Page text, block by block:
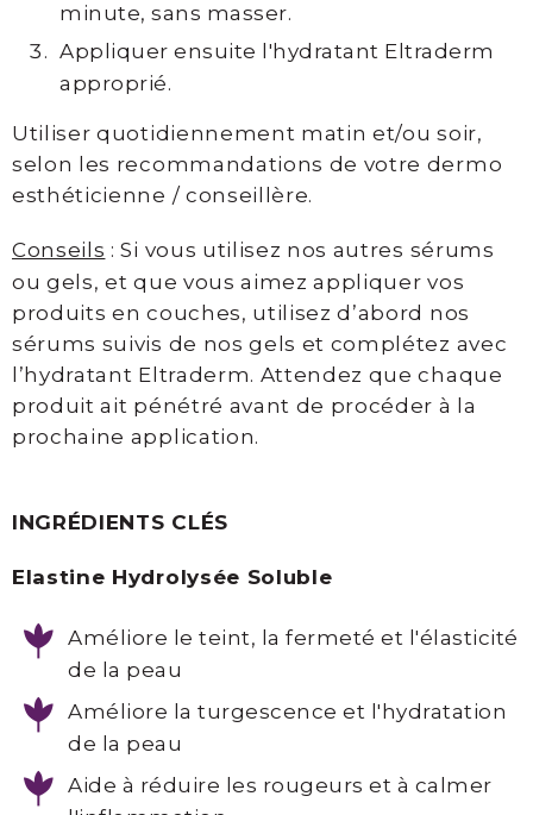
minute, sans masser.
Appliquer ensuite l'hydratant Eltraderm
approprié.
Utiliser quotidiennement matin et/ou soir,
selon les recommandations de votre dermo
esthéticienne / conseillère.
Conseils : Si vous utilisez nos autres sérums
ou gels, et que vous aimez appliquer vos
produits en couches, utilisez d’abord nos
sérums suivis de nos gels et complétez avec
l’hydratant Eltraderm. Attendez que chaque
produit ait pénétré avant de procéder à la
prochaine application.
INGRÉDIENTS CLÉS
Elastine Hydrolysée Soluble
Améliore le teint, la fermeté et l'élasticité
de la peau
Améliore la turgescence et l'hydratation
de la peau
Aide à réduire les rougeurs et à calmer